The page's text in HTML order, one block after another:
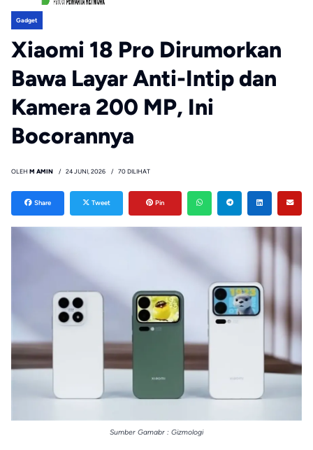
Gadget
Xiaomi 18 Pro Dirumorkan
Bawa Layar Anti-Intip dan
Kamera 200 MP, Ini
Bocorannya
OLEH M AMIN 24 JUNI, 2026 70 DILIHAT
Share Tweet Pin
Sumber Gamabr : Gizmologi